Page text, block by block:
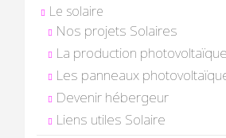
Le solaire
Nos projets Solaires
La production
Les panneaux
Devenir hébergeur
Liens utiles Solaire